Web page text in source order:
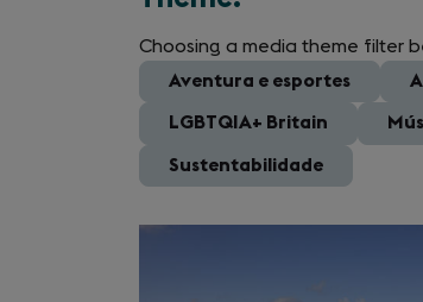
Choosing a media theme filter
All
Aventura e esportes
LGBTQIA+ Britain
Sustentabilidade